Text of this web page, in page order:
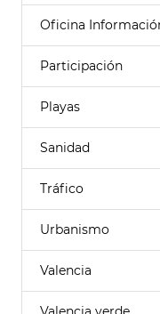
Oficina
Participación
Playas
Sanidad
Tráfico
Urbanismo
Valencia